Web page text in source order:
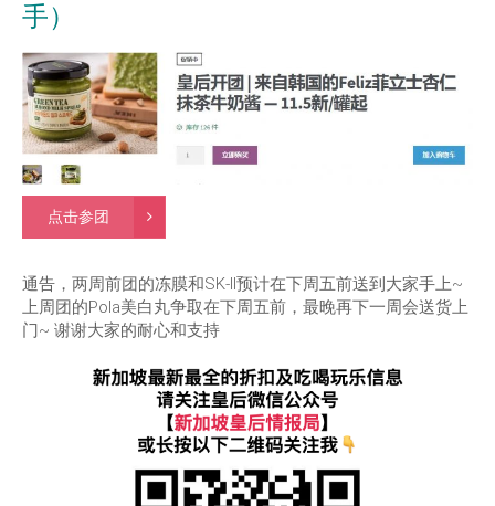
手）
点击参团
通告，两周前团的冻膜和SK-II预计在下周五前送到大家手上~
上周团的Pola美白丸争取在下周五前，最晚再下一周会送货上
门~ 谢谢大家的耐心和支持